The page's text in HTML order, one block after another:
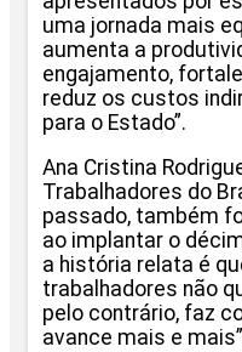
uma jornada mais
aumenta a
engajamento,
reduz os custos
para o Estado”.
Ana Cristina
Trabalhadores do
passado, também
ao implantar o
a história relata é
trabalhadores não
pelo contrário, faz
avance mais e